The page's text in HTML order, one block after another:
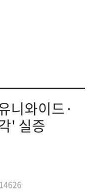
니와이드·
' 실증
14626